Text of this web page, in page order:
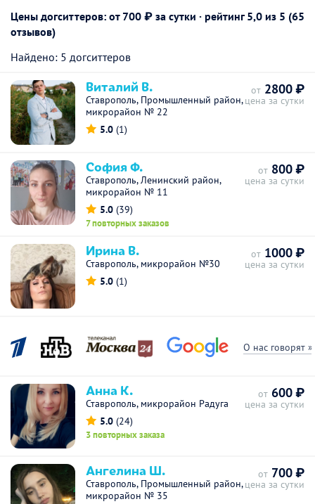
Цены догситтеров: от 700 ₽ за сутки · рейтинг 5,0 из 5 (65
отзывов)
Найдено: 5 догситтеров
Виталий В.
Ставрополь, Промышленный район,
микрорайон № 22
5.0 (1)
от 2800 ₽
цена за сутки
София Ф.
Ставрополь, Ленинский район,
микрорайон № 11
5.0 (39)
7 повторных заказов
от 800 ₽
цена за сутки
Ирина В.
Ставрополь, микрорайон №30
5.0 (1)
от 1000 ₽
цена за сутки
О нас говорят »
Анна К.
Ставрополь, микрорайон Радуга
5.0 (24)
3 повторных заказа
от 600 ₽
цена за сутки
Ангелина Ш.
Ставрополь, Промышленный район,
микрорайон № 35
от 700 ₽
цена за сутки